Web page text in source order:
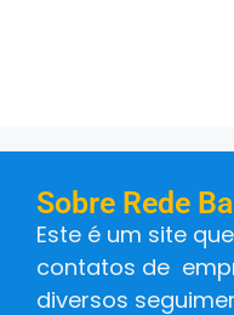
Sobre Rede
Este é um site
contatos de
diversos